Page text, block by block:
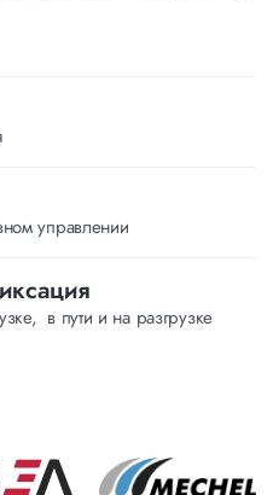
управлении
в пути и на разгрузке